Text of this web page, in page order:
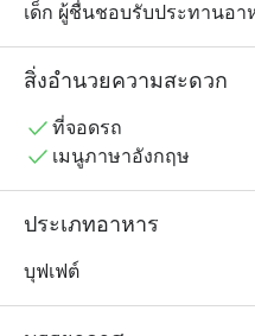
เด็ก ผู้ชื่นชอบรับประทานอา
บันดาลใจ และประสบการ
ถูกสร้างขึ้น เพื่อมอบความสุ
รสชาติ อาหารไทยที่คุ้นเคย
และคัดสรรวัตถุดิบคุณภาพอ
และช่วงเวลาที่มีคุณค่า เรา
อบอุ่น และเป็นกันเอง พร้อม
สิ่งอำนวยความสะดวก
ที่จอดรถ
เมนูภาษาอังกฤษ
ประเภทอาหาร
บุฟเฟต์